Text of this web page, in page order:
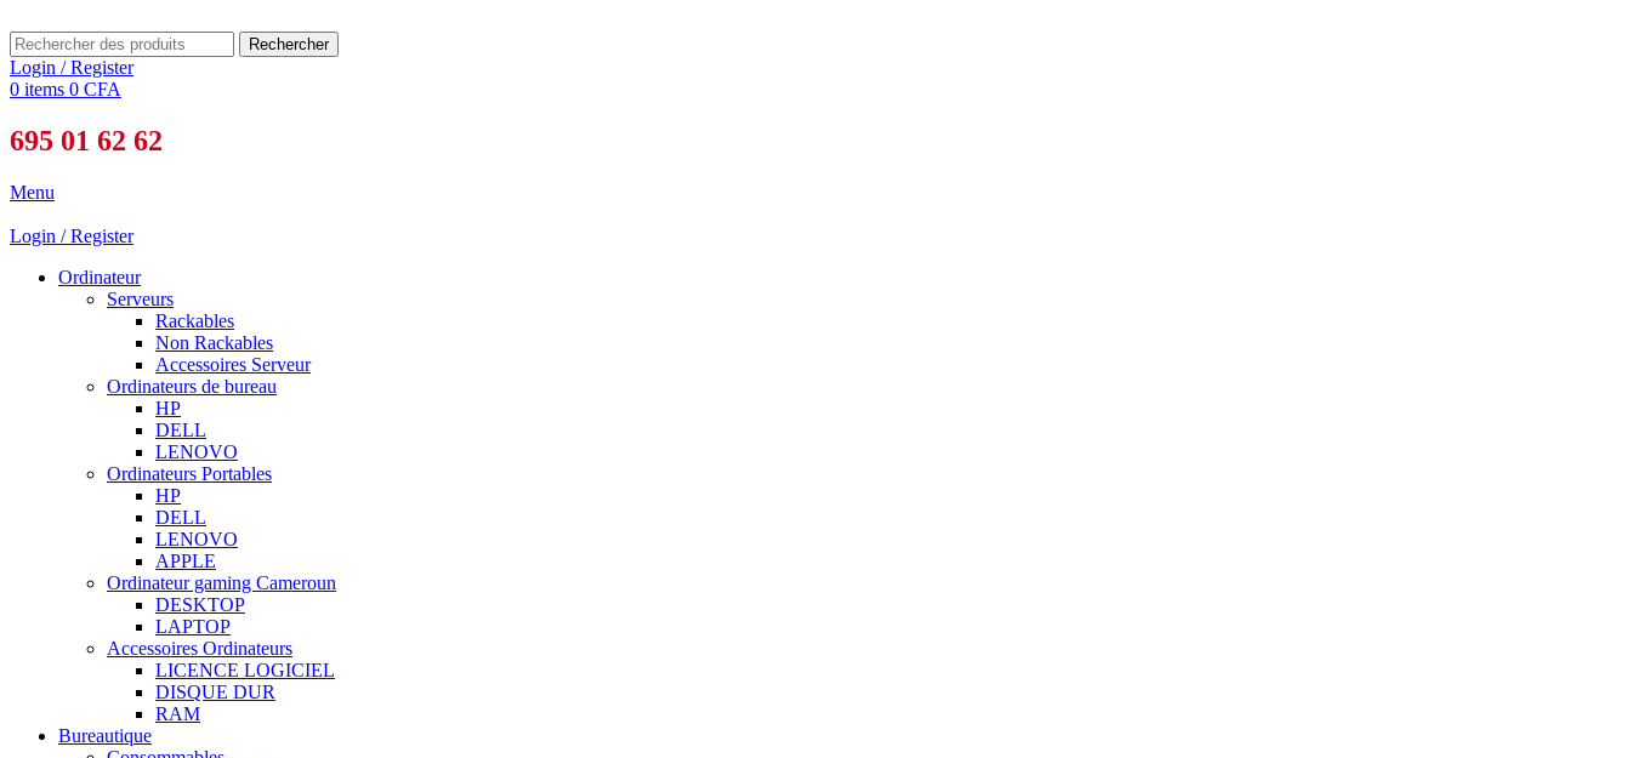
Rechercher
Login / Register
0 items 0 CFA
695 01 62 62
Menu
Login / Register
Ordinateur
Serveurs
Rackables
Non Rackables
Accessoires Serveur
Ordinateurs de bureau
HP
DELL
LENOVO
Ordinateurs Portables
HP
DELL
LENOVO
APPLE
Ordinateur gaming Cameroun
DESKTOP
LAPTOP
Accessoires Ordinateurs
LICENCE LOGICIEL
DISQUE DUR
RAM
Bureautique